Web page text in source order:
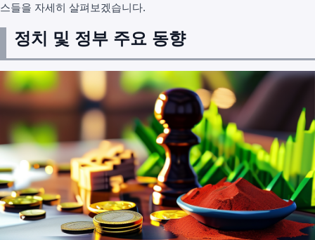
스들을 자세히 살펴보겠습니다.
정치 및 정부 주요 동향